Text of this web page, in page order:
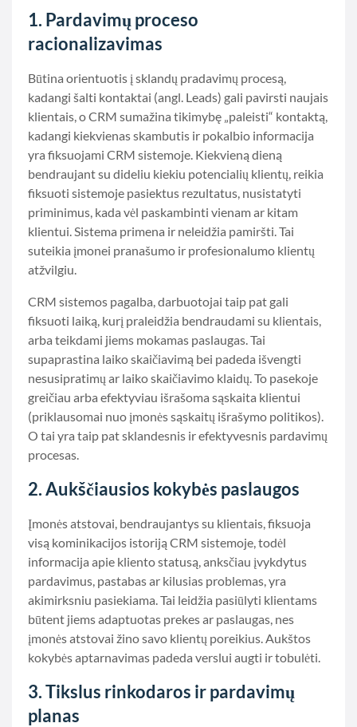
1. Pardavimų proceso
racionalizavimas
Būtina orientuotis į sklandų pradavimų procesą,
kadangi šalti kontaktai (angl. Leads) gali pavirsti naujais
klientais, o CRM sumažina tikimybę „paleisti“ kontaktą,
kadangi kiekvienas skambutis ir pokalbio informacija
yra fiksuojami CRM sistemoje. Kiekvieną dieną
bendraujant su dideliu kiekiu potencialių klientų, reikia
fiksuoti sistemoje pasiektus rezultatus, nusistatyti
priminimus, kada vėl paskambinti vienam ar kitam
klientui. Sistema primena ir neleidžia pamiršti. Tai
suteikia įmonei pranašumo ir profesionalumo klientų
atžvilgiu.
CRM sistemos pagalba, darbuotojai taip pat gali
fiksuoti laiką, kurį praleidžia bendraudami su klientais,
arba teikdami jiems mokamas paslaugas. Tai
supaprastina laiko skaičiavimą bei padeda išvengti
nesusipratimų ar laiko skaičiavimo klaidų. To pasekoje
greičiau arba efektyviau išrašoma sąskaita klientui
(priklausomai nuo įmonės sąskaitų išrašymo politikos).
O tai yra taip pat sklandesnis ir efektyvesnis pardavimų
procesas.
2. Aukščiausios kokybės paslaugos
Įmonės atstovai, bendraujantys su klientais, fiksuoja
visą kominikacijos istoriją CRM sistemoje, todėl
informacija apie kliento statusą, anksčiau įvykdytus
pardavimus, pastabas ar kilusias problemas, yra
akimirksniu pasiekiama. Tai leidžia pasiūlyti klientams
būtent jiems adaptuotas prekes ar paslaugas, nes
įmonės atstovai žino savo klientų poreikius. Aukštos
kokybės aptarnavimas padeda verslui augti ir tobulėti.
3. Tikslus rinkodaros ir pardavimų
planas